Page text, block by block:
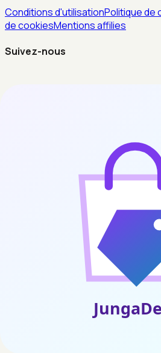
Conditions d'utilisationPolitique de
de cookiesMentions affilies
Suivez-nous